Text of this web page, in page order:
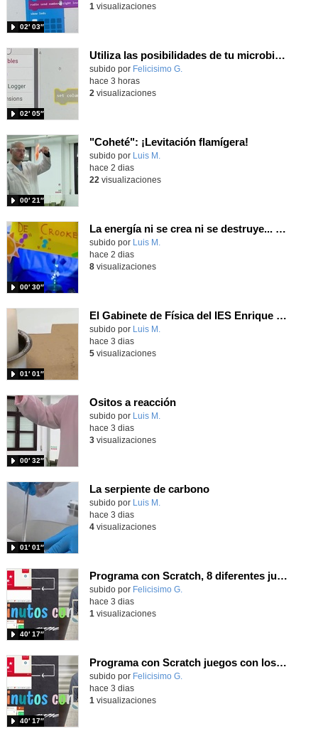
02′ 03″
1 visualizaciones
Utiliza las posibilidades de tu microbit programando com MakeCode para medir temperatura y nivel de luz con Datalogger
Contenido educativo.
subido por Felicisimo G.
02′ 05″
hace 3 horas
2 visualizaciones
"Coheté": ¡Levitación flamígera!
Contenido educativo.
subido por Luis M.
00′ 21″
hace 2 dias
22 visualizaciones
La energía ni se crea ni se destruye... ¡se experimenta! El Tierno en la Feria Madrid es Ciencia 2026
Contenido educativo.
subido por Luis M.
00′ 30″
hace 2 dias
8visualizaciones
El Gabinete de Física del IES Enrique Tierno Galván de Parla (Curso 25-26)
Contenido educativo.
subido por Luis M.
01′ 01″
hace 3 dias
5visualizaciones
Ositos a reacción
Contenido educativo.
subido por Luis M.
00′ 32″
hace 3 dias
3visualizaciones
La serpiente de carbono
Contenido educativo.
subido por Luis M.
01′ 01″
hace 3 dias
4visualizaciones
Programa con Scratch, 8 diferentes juegos para vivir la emoción de los partidos de España en el mundial 2026
Contenido educativo.
subido por Felicisimo G.
40′ 17″
hace 3 dias
1 visualizaciones
Programa con Scratch juegos con los partidos del mundial 2026 ganados por España
Contenido educativo.
subido por Felicisimo G.
40′ 17″
hace 3 dias
1 visualizaciones